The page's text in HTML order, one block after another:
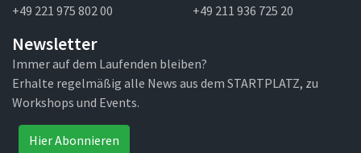
+49 221 975 802 00
+49 211 936 725 20
Newsletter
Immer auf dem Laufenden bleiben?
Erhalte regelmäßig alle News aus dem STARTPLATZ, zu
Workshops und Events.
Hier Abonnieren